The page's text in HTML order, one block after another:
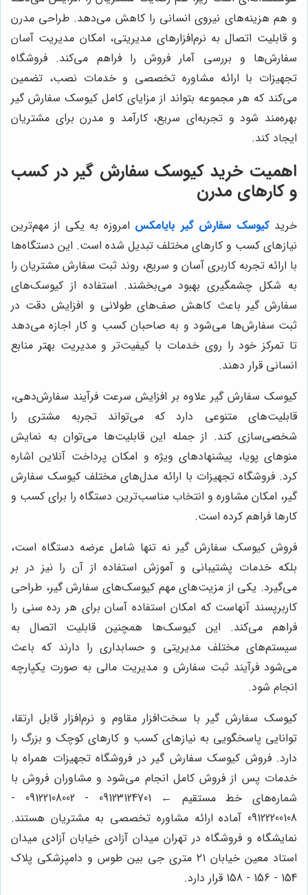
و هم هزینه‌های نیروی انسانی را کاهش می‌دهد. طراحی مدرن
و قابلیت اتصال به نرم‌افزارهای مدیریتی، امکان مدیریت آسان
سفارش‌ها و بررسی آمار فروش را فراهم می‌کند. فروشگاه
تجهیزات با ارائه مشاوره تخصصی و خدمات نصب، تضمین
می‌کند که هر مجموعه بتواند از مزایای کامل کیوسک سفارش گیر
بهره‌مند شود و تجربه‌ای سریع، کارآمد و مدرن برای مشتریان
ایجاد کند.
اهمیت خرید کیوسک سفارش گیر در کسب
و کارهای مدرن
خرید کیوسک سفارش گیر بایامکس امروزه به یکی از مهم‌ترین
نیازهای کسب و کارهای مختلف تبدیل شده است. این دستگاه‌ها
با ارائه تجربه کاربری آسان و سریع، روند ثبت سفارش مشتریان را
به شکل چشمگیری بهبود می‌بخشند. استفاده از کیوسک‌های
سفارش گیر باعث کاهش صف‌های طولانی و افزایش دقت در
ثبت سفارش‌ها می‌شود و به صاحبان کسب و کار اجازه می‌دهد
تا تمرکز خود را روی خدمات با کیفیت‌تر و مدیریت بهتر منابع
انسانی قرار دهند.
کیوسک سفارش گیر علاوه بر افزایش سرعت فرآیند سفارش‌دهی،
قابلیت‌های متنوعی دارد که می‌تواند تجربه مشتری را
شخصی‌سازی کند. از جمله این قابلیت‌ها می‌توان به نمایش
منوهای پویا، پیشنهادهای ویژه و امکان پرداخت آنلاین اشاره
کرد. فروشگاه تجهیزات با ارائه مدل‌های مختلف کیوسک سفارش
گیر، امکان مشاوره و انتخاب مناسب‌ترین دستگاه را برای کسب و
کارها فراهم کرده است.
فروش کیوسک سفارش گیر نه تنها شامل عرضه دستگاه است،
بلکه خدمات پشتیبانی و آموزش استفاده از آن را نیز در بر
می‌گیرد. یکی از مزیت‌های مهم کیوسک‌های سفارش گیر، طراحی
کاربرپسند آنهاست که امکان استفاده آسان برای هر رده سنی را
فراهم می‌کند. این کیوسک‌ها همچنین قابلیت اتصال به
سیستم‌های مختلف مدیریتی و حسابداری را دارند که باعث
می‌شود فرآیند ثبت سفارش و مدیریت مالی به صورت یکپارچه
انجام شود.
کیوسک سفارش گیر با سخت‌افزار مقاوم و نرم‌افزار قابل ارتقا،
توانایی پاسخگویی به نیازهای کسب و کارهای کوچک و بزرگ را
دارد. فروش کیوسک سفارش گیر در فروشگاه تجهیزات همراه با
خدمات پس از فروش کامل انجام می‌شود و مشاوران فروش با
شماره‌های خط مستقیم ← 09123124701 - 09122108002 -
09122200108 آماده ارائه مشاوره تخصصی به مشتریان هستند.
نمایشگاه و فروشگاه در تهران میدان آزادی خیابان آزادی میدان
استاد معین خیابان ۲۱ متری جی بین طوس و دامپزشکی پلاک
154 - 156 - 158 قرار دارد.